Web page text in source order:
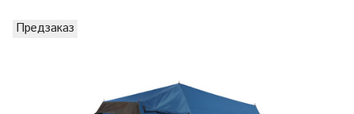
Предзаказ